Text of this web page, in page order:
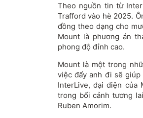
Theo nguồn tin từ
Trafford vào hè 2025.
đồng theo dạng cho
Mount là phương án
phong độ đỉnh cao.
Mount là một trong
việc đẩy anh đi sẽ
InterLive, đại diện của
trong bối cảnh tương
Ruben Amorim.